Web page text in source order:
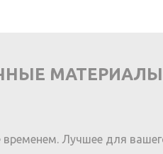
МАТЕРИАЛЫ
временем. Лучшее для